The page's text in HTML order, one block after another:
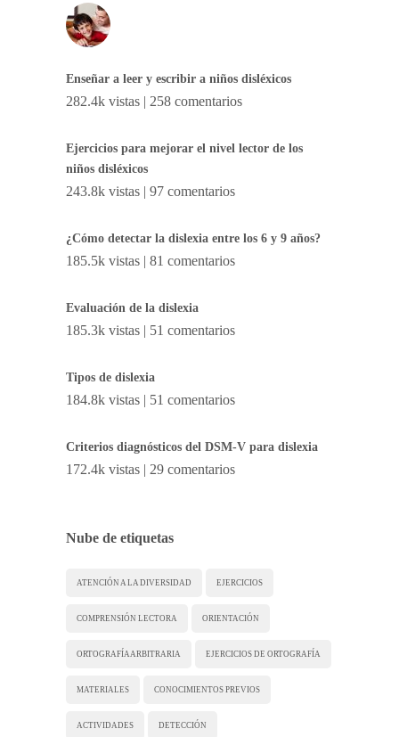
Enseñar a leer y escribir a niños disléxicos
282.4k vistas | 258 comentarios
Ejercicios para mejorar el nivel lector de los
niños disléxicos
243.8k vistas | 97 comentarios
¿Cómo detectar la dislexia entre los 6 y 9 años?
185.5k vistas | 81 comentarios
Evaluación de la dislexia
185.3k vistas | 51 comentarios
Tipos de dislexia
184.8k vistas | 51 comentarios
Criterios diagnósticos del DSM-V para dislexia
172.4k vistas | 29 comentarios
Nube de etiquetas
ATENCIÓN A LA DIVERSIDAD EJERCICIOS
COMPRENSIÓN LECTORA ORIENTACIÓN
ORTOGRAFÍA ARBITRARIA EJERCICIOS DE ORTOGRAFÍA
MATERIALES CONOCIMIENTOS PREVIOS
ACTIVIDADES DETECCIÓN